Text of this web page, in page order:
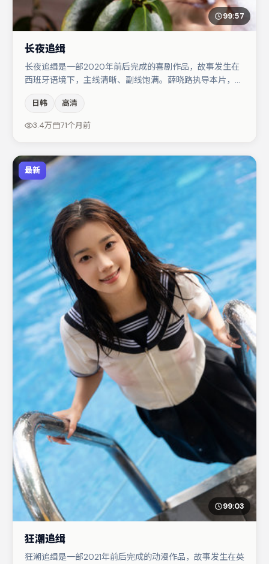
99:57
长夜追缉
长夜追缉是一部2020年前后完成的喜剧作品，故事发生在
西班牙语境下，主线清晰、副线饱满。薛晓路执导本片，在
当。宋佳在片中承担叙事驱动，周冬雨、小松菜奈分别提供
反差与喜剧/悬疑调剂（视场次而定）。整体完成度较高，
日韩 高清
3.4万 71个月前
最新
99:03
狂潮追缉
狂潮追缉是一部2021年前后完成的动漫作品，故事发生在英